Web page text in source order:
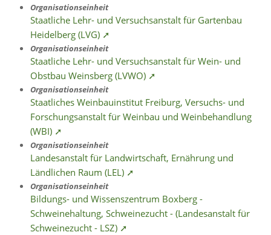
Organisationseinheit
Staatliche Lehr- und Versuchsanstalt für Gartenbau
Heidelberg (LVG) ➚
Organisationseinheit
Staatliche Lehr- und Versuchsanstalt für Wein- und
Obstbau Weinsberg (LVWO) ➚
Organisationseinheit
Staatliches Weinbauinstitut Freiburg, Versuchs- und
Forschungsanstalt für Weinbau und Weinbehandlung
(WBI) ➚
Organisationseinheit
Landesanstalt für Landwirtschaft, Ernährung und
Ländlichen Raum (LEL) ➚
Organisationseinheit
Bildungs- und Wissenszentrum Boxberg -
Schweinehaltung, Schweinezucht - (Landesanstalt für
Schweinezucht - LSZ) ➚